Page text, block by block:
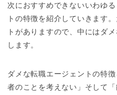
次におすすめできないいわゆ
トの特徴を紹介していきます
トがありますので、中にはダ
します。
ダメな転職エージェントの特
者のことを考えない」そして